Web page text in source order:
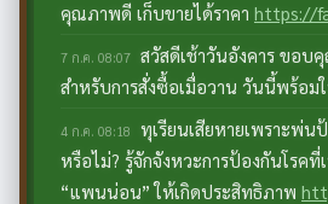
คุณภาพดี เก็บขายได้ราคา https://
7 ก.ค. 08:07 สวัสดีเช้าวันอังคาร ขอบ
สำหรับการสั่งซื้อเมื่อวาน วันนี้พร้อม
4 ก.ค. 08:18 ทุเรียนเสียหายเพราะพ่น
หรือไม่? รู้จักจังหวะการป้องกันโรค
“แพนน่อน” ให้เกิดประสิทธิภาพ